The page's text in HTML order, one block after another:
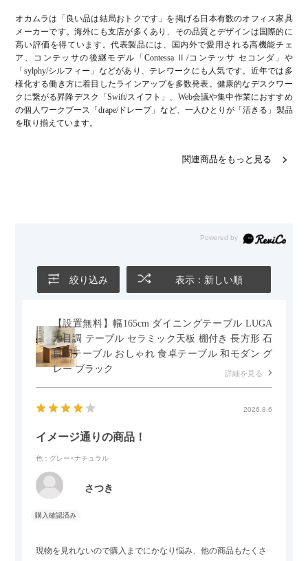
オカムラは「良い品は結局おトクです」を掲げる日本有数のオフィス家具
メーカーです。海外にも支店が多くあり、その品質とデザインは国際的に
高い評価を得ています。代表製品には、国内外で愛用される高機能チェ
ア、コンテッサの後継モデル「Contessa Ⅱ/コンテッサ セコンダ」や
「sylphy/シルフィー」などがあり、テレワークにも人気です。近年では多
様化する働き方に着目したラインアップを多数発表。健康的なデスクワー
クに繋がる昇降デスク「Swift/スイフト」、Web会議や集中作業におすすめ
の個人ワークブース「drape/ドレープ」など、一人ひとりが「活きる」製品
を取り揃えています。
関連商品をもっと見る
絞り込み 表示：新しい順
【設置無料】幅165cm ダイニングテーブル LUGA
木目調 テーブル セラミック天板 棚付き 長方形 石
目調テーブル おしゃれ 食卓テーブル 和モダン グ
レー ブラック
詳細を見る
2026.8.6
イメージ通りの商品！
色：グレー×ナチュラル
さつき
現物を見れないので購入までにかなり悩み、他の商品もたくさ